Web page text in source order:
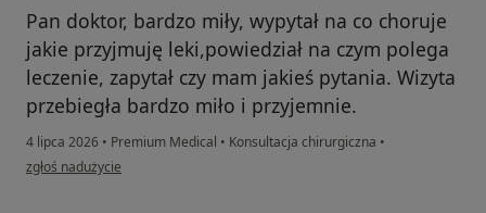
Pan doktor, bardzo miły, wypytał na co choruje
jakie przyjmuję leki,powiedział na czym polega
leczenie, zapytał czy mam jakieś pytania. Wizyta
przebiegła bardzo miło i przyjemnie.
4 lipca 2026 • Premium Medical • Konsultacja chirurgiczna •
w opinii użytkownika M K
zgłoś nadużycie